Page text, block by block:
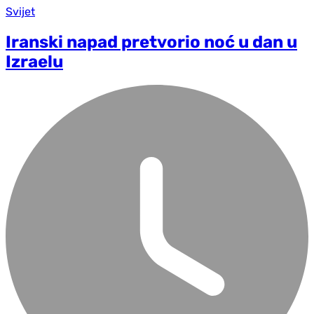
Svijet
Iranski napad pretvorio noć u dan u
Izraelu